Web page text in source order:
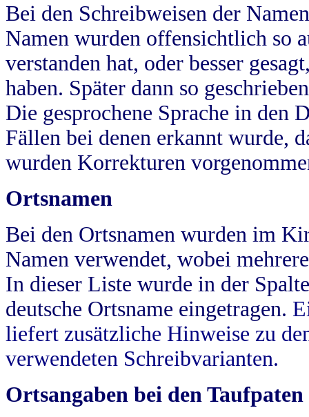
Bei den Schreibweisen der
Namen wurden offensichtlich so
verstanden hat, oder besser
haben. Später dann so
Die gesprochene Sprache in
Fällen bei denen erkannt wurde,
wurden Korrekturen
Ortsnamen
Bei den Ortsnamen wurden im
Namen verwendet, wobei
In dieser Liste wurde in der
deutsche Ortsname eingetragen.
liefert zusätzliche Hinweise zu
verwendeten Schreibvarianten.
Ortsangaben bei den Taufpaten